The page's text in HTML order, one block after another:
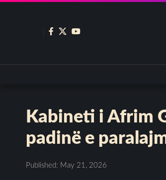
Kabineti i Afrim
padinë e
Published: May 21, 2026